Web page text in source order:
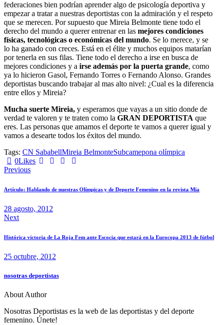
federaciones bien podrían aprender algo de psicología deportiva y
empezar a tratar a nuestras deportistas con la admiración y el respeto
que se merecen. Por supuesto que Mireia Belmonte tiene todo el
derecho del mundo a querer entrenar en las mejores condiciones
físicas, tecnológicas o económicas del mundo. Se lo merece, y se
lo ha ganado con creces. Está en el élite y muchos equipos matarían
por tenerla en sus filas. Tiene todo el derecho a irse en busca de
mejores condiciones y a irse además por la puerta grande, como
ya lo hicieron Gasol, Fernando Torres o Fernando Alonso. Grandes
deportistas buscando trabajar al mas alto nivel: ¿Cual es la diferencia
entre ellos y Mireia?
Mucha suerte Mireia, y esperamos que vayas a un sitio donde de
verdad te valoren y te traten como la GRAN DEPORTISTA que
eres. Las personas que amamos el deporte te vamos a querer igual y
vamos a desearte todos los éxitos del mundo.
Tags: CN SababellMireia BelmonteSubcamepona olímpica
0Likes
Navegación
de
Previous
Artículo: Hablando de nuestras Olímpicas y de Deporte Femenino en la revista Mía
28 agosto, 2012
Next
Histórica victoria de La Roja Fem ante Escocia que estará en la Eurocopa 2013 de fútbol
25 octubre, 2012
nosotras deportistas
About Author
Nosotras Deportistas es la web de las deportistas y del deporte
femenino. Únete!